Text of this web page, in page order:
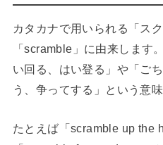
カタカナで用いられる「ス
「scramble」に由来します
い回る、はい登る」や「ご
う、争ってする」という意味
たとえば「scramble up the